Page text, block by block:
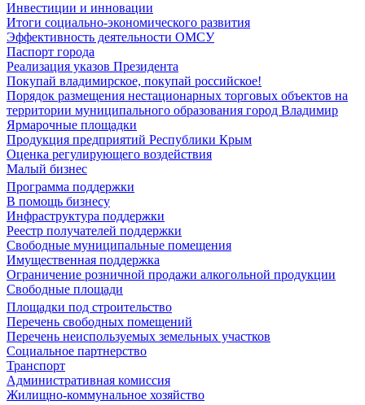
Инвестиции и инновации
Итоги социально-экономического развития
Эффективность деятельности ОМСУ
Паспорт города
Реализация указов Президента
Покупай владимирское, покупай российское!
Порядок размещения нестационарных торговых объектов на
территории муниципального образования город Владимир
Ярмарочные площадки
Продукция предприятий Республики Крым
Оценка регулирующего воздействия
Малый бизнес
Программа поддержки
В помощь бизнесу
Инфраструктура поддержки
Реестр получателей поддержки
Свободные муниципальные помещения
Имущественная поддержка
Ограничение розничной продажи алкогольной продукции
Свободные площади
Площадки под строительство
Перечень свободных помещений
Перечень неиспользуемых земельных участков
Социальное партнерство
Транспорт
Административная комиссия
Жилищно-коммунальное хозяйство